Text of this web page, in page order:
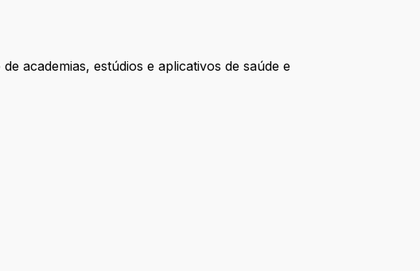
academias, estúdios e aplicativos de saúde e